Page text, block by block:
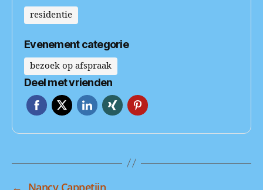
residentie
Evenement categorie
bezoek op afspraak
Deel met vrienden
← Nancy Cappetijn